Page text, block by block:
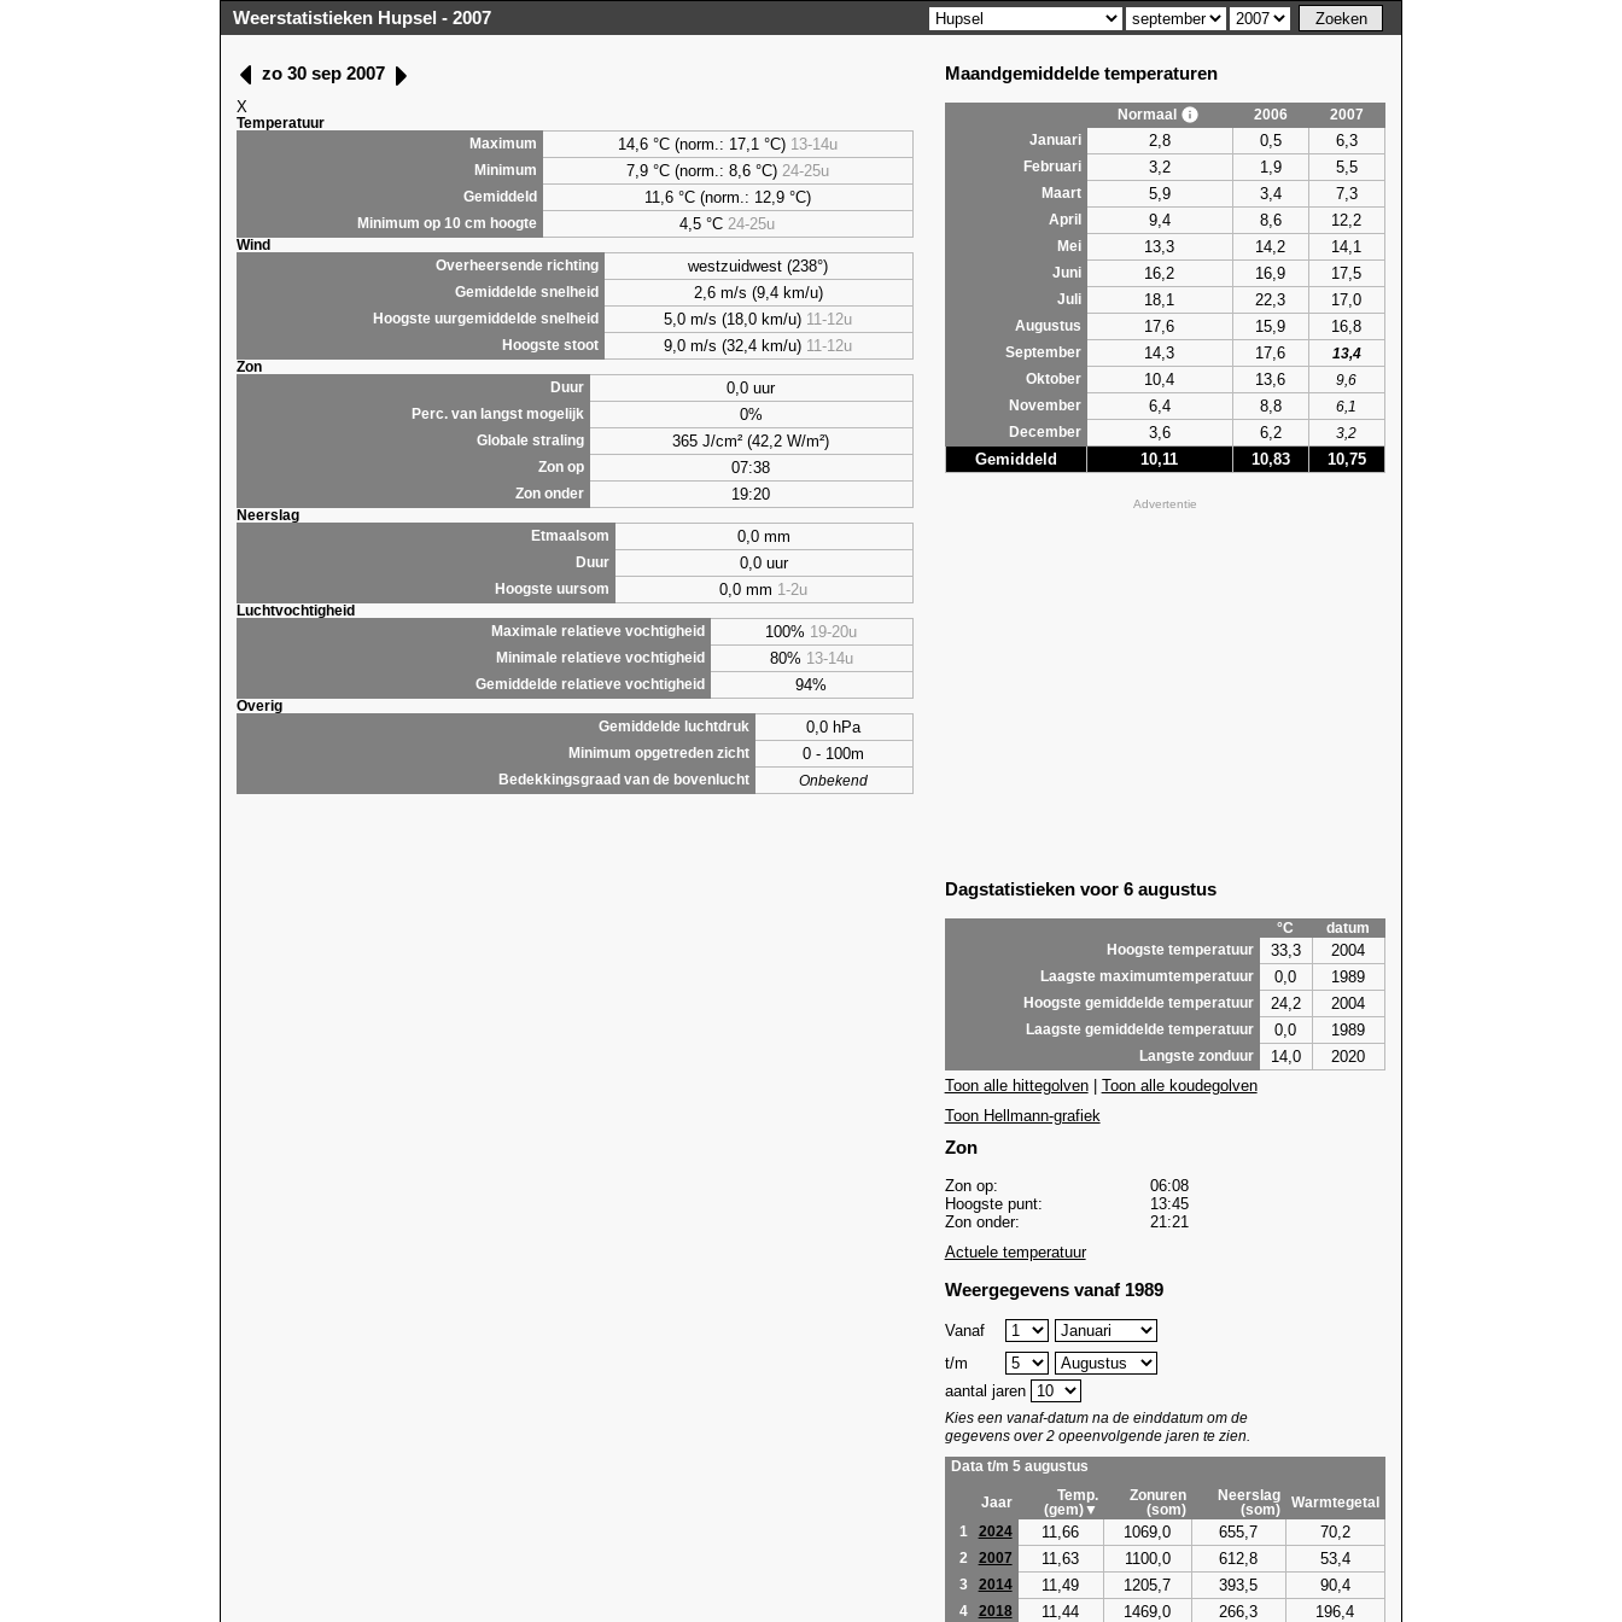
Weerstatistieken Hupsel - 2007
zo 30 sep 2007
X
Temperatuur
Maximum
14,6 °C (norm.: 17,1 °C) 13-14u
Minimum 7,9°C (norm.: 8,6 °C) 24-25u
Gemiddeld 11,6 °C (norm.: 12,9 °C)
Minimum op 10 cm hoogte 4,5 °C 24-25u
Wind
Overheersende richting
westzuidwest (238°)
Gemiddelde snelheid 2,6 m/s (9,4 km/u)
Hoogste uurgemiddelde snelheid 5,0 m/s (18,0 km/u) 11-12u
Hoogste stoot 9,0 m/s (32,4 km/u) 11-12u
Zon
Duur
0,0 uur
Perc. van langst mogelijk 0%
Globale straling 365 J/cm² (42,2 W/m²)
Zon op 07:38
Zon onder 19:20
Neerslag
Etmaalsom
0,0 mm
Duur 0,0 uur
Hoogste uursom 0,0 mm 1-2u
Luchtvochtigheid
Maximale relatieve vochtigheid
100% 19-20u
Minimale relatieve vochtigheid 80% 13-14u
Gemiddelde relatieve vochtigheid 94%
Overig
Gemiddelde luchtdruk
0,0 hPa
Minimum opgetreden zicht 0 - 100m
Bedekkingsgraad van de bovenlucht Onbekend
Maandgemiddelde temperaturen
Normaal 2006
2007
Januari
2,8 0,5 6,3
Februari 3,2 1,9 5,5
Maart 5,9 3,4 7,3
April 9,4 8,6 12,2
Mei 13,3 14,2 14,1
Juni 16,2 16,9 17,5
Juli 18,1 22,3 17,0
Augustus 17,6 15,9 16,8
September 14,3 17,6
13,4
Oktober
10,4 13,6
9,6
November
6,4 8,8
6,1
December
3,6 6,2 3,2
Gemiddeld 10,11 10,83 10,75
Advertentie
Dagstatistieken voor 6 augustus
°C
datum
Hoogste temperatuur
33,3 2004
Laagste maximumtemperatuur 0,0 1989
Hoogste gemiddelde temperatuur 24,2 2004
Laagste gemiddelde temperatuur 0,0 1989
Langste zonduur 14,0
2020
Toon alle hittegolven| Toon alle koudegolven
Toon Hellmann-grafiek
Zon
Zon op:
06:08
Hoogste punt:
13:45
Zon onder:
21:21
Actuele temperatuur
Weergegevens vanaf 1989
Vanaf
t/m
aantal jaren
Kies een vanaf-datum na de einddatum om de
gegevens over 2 opeenvolgende jaren te zien.
Data t/m 5 augustus
Jaar
Temp.
(gem)▼
Zonuren
(som)
Neerslag
(som)
Warmtegetal
1
2024 11,66 1069,0 655,7 70,2
2 2007 11,63 1100,0 612,8 53,4
3 2014 11,49 1205,7 393,5 90,4
4 2018 11,44 1469,0 266,3 196,4